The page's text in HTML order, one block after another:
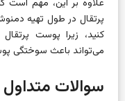
پرتقال در طول تهیه
کنید، زیرا پوست
می‌تواند باعث سوختگی
سوالات متداول